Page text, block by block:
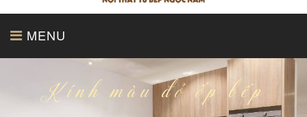
MENU
SẢN PHẨM
Kính màu đỏ ốp bếp